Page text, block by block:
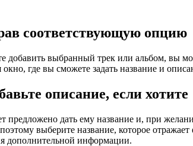
соответствующую опцию
добавить выбранный трек или альбом, вы
где вы сможете задать название и
описание, если хотите
предложено дать ему название и, при
выберите название, которое
дополнительной информации.